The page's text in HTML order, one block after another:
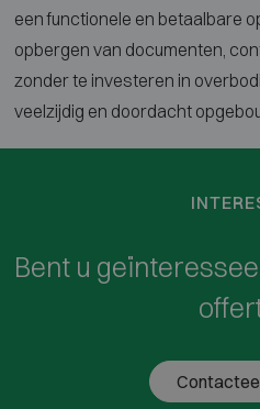
eenfunctionele en betaalbare
opbergen van documenten,
zonder te investeren in
veelzijdig en doordacht
Bent u